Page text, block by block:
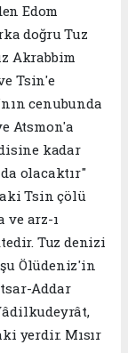
Edom
doğru Tuz
Akrabbim
Tsin'e
cenubunda
Atsmon'a
kadar
olacaktır"
Tsin çölü
ve arz-ı
Tuz denizi
Ölüdeniz'in
Addar
yerdir. Mısır